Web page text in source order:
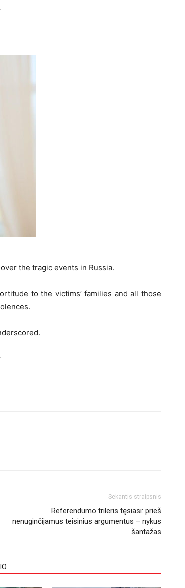
the tragic events in Russia.
to the victims’ families and all those
Sekantis straipsnis
Referendumo trileris tęsiasi: prieš
nenuginčijamus teisinius argumentus – nykus
šantažas